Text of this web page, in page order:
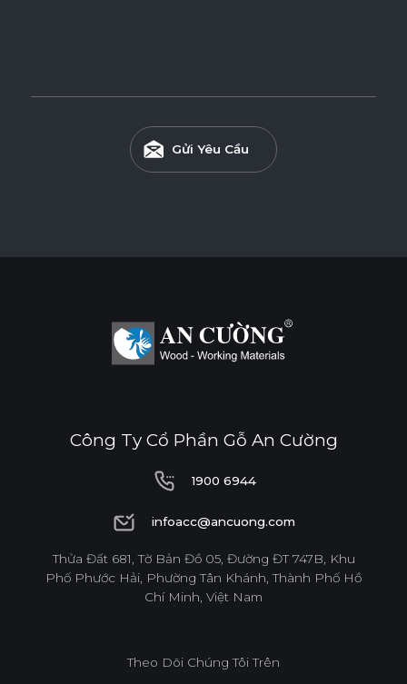
Gửi Yêu Cầu
Công Ty Cổ Phần Gỗ An Cường
1900 6944
1900 6944
infoacc@ancuong.com
infoacc@ancuong.com
Thửa Đất 681, Tờ Bản Đồ 05, Đường ĐT 747B, Khu
Phố Phước Hải, Phường Tân Khánh, Thành Phố Hồ
Chí Minh, Việt Nam
Theo Dõi Chúng Tôi Trên